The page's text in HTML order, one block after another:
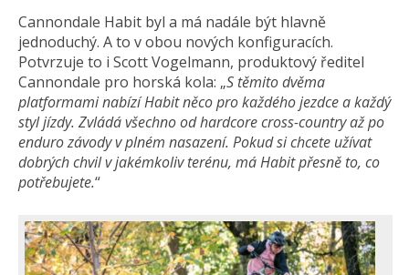
Cannondale Habit byl a má nadále být hlavně
jednoduchý. A to v obou nových konfiguracích.
Potvrzuje to i Scott Vogelmann, produktový ředitel
Cannondale pro horská kola: „S těmito dvěma
platformami nabízí Habit něco pro každého jezdce a každý
styl jízdy. Zvládá všechno od hardcore cross-country až po
enduro závody v plném nasazení. Pokud si chcete užívat
dobrých chvil v jakémkoliv terénu, má Habit přesně to, co
potřebujete.“